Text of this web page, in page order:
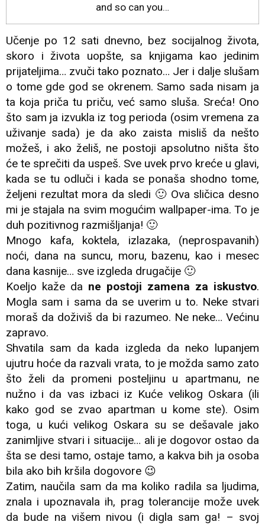
and so can you…
Učenje po 12 sati dnevno, bez socijalnog života,
skoro i života uopšte, sa knjigama kao jedinim
prijateljima… zvuči tako poznato… Jer i dalje slušam
o tome gde god se okrenem. Samo sada nisam ja
ta koja priča tu priču, već samo sluša. Sreća! Ono
što sam ja izvukla iz tog perioda (osim vremena za
uživanje sada) je da ako zaista misliš da nešto
možeš, i ako želiš, ne postoji apsolutno ništa što
će te sprečiti da uspeš. Sve uvek prvo kreće u glavi,
kada se tu odluči i kada se ponaša shodno tome,
željeni rezultat mora da sledi 🙂 Ova sličica desno
mi je stajala na svim mogućim wallpaper-ima. To je
duh pozitivnog razmišljanja! 🙂
Mnogo kafa, koktela, izlazaka, (neprospavanih)
noći, dana na suncu, moru, bazenu, kao i mesec
dana kasnije… sve izgleda drugačije 🙂
Koeljo kaže da ne postoji zamena za iskustvo.
Mogla sam i sama da se uverim u to. Neke stvari
moraš da doživiš da bi razumeo. Ne neke… Većinu
zapravo.
Shvatila sam da kada izgleda da neko lupanjem
ujutru hoće da razvali vrata, to je možda samo zato
što želi da promeni posteljinu u apartmanu, ne
nužno i da vas izbaci iz Kuće velikog Oskara (ili
kako god se zvao apartman u kome ste). Osim
toga, u kući velikog Oskara su se dešavale jako
zanimljive stvari i situacije… ali je dogovor ostao da
šta se desi tamo, ostaje tamo, a kakva bih ja osoba
bila ako bih kršila dogovore 😉
Zatim, naučila sam da ma koliko radila sa ljudima,
znala i upoznavala ih, prag tolerancije može uvek
da bude na višem nivou (i digla sam ga! – svoj